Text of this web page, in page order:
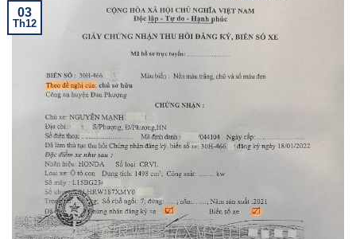
03
Th12